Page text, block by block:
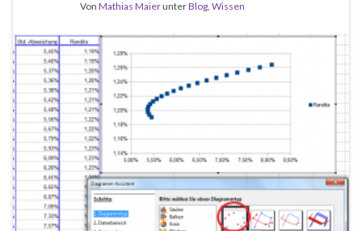
Von Mathias MaierunterBlog, Wissen